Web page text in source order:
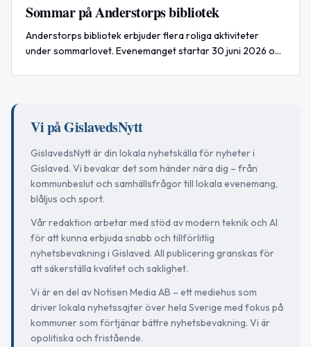
Sommar på Anderstorps bibliotek
Anderstorps bibliotek erbjuder flera roliga aktiviteter
under sommarlovet. Evenemanget startar 30 juni 2026 och
Vi på GislavedsNytt
GislavedsNytt är din lokala nyhetskälla för nyheter i
Gislaved. Vi bevakar det som händer nära dig – från
kommunbeslut och samhällsfrågor till lokala evenemang,
blåljus och sport.
Vår redaktion arbetar med stöd av modern teknik och AI
för att kunna erbjuda snabb och tillförlitlig
nyhetsbevakning i Gislaved. All publicering granskas för
att säkerställa kvalitet och saklighet.
Vi är en del av Notisen Media AB – ett mediehus som
driver lokala nyhetssajter över hela Sverige med fokus på
kommuner som förtjänar bättre nyhetsbevakning. Vi är
opolitiska och fristående.